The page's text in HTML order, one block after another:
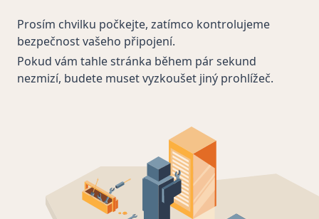
Prosím chvilku počkejte, zatímco kontrolujeme
bezpečnost vašeho připojení.
Pokud vám tahle stránka během pár sekund
nezmizí, budete muset vyzkoušet jiný prohlížeč.